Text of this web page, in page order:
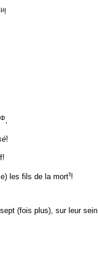
!
Φ,
!
les fils de la mortτ!
sept (fois plus), sur leur sein,